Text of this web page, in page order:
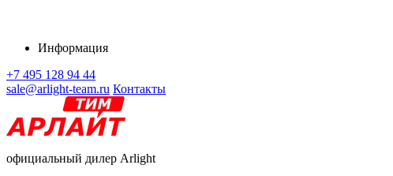
Информация
+7 495 128 94 44
sale@arlight-team.ru Контакты
официальный дилер Arlight